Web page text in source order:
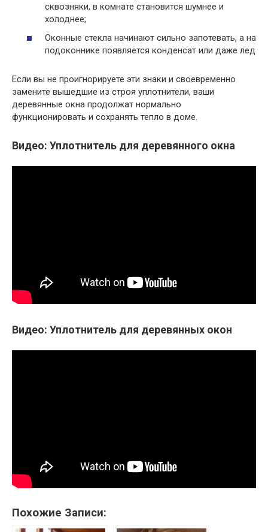
сквозняки, в комнате становится шумнее и
холоднее;
Оконные стекла начинают сильно запотевать, а на
подоконнике появляется конденсат или даже лед
Если вы не проигнорируете эти знаки и своевременно
замените вышедшие из строя уплотнители, ваши
деревянные окна продолжат нормально
функционировать и сохранять тепло в доме.
Видео: Уплотнитель для деревянного окна
Видео: Уплотнитель для деревянных окон
Похожие Записи: